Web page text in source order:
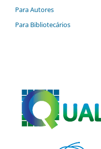
Para Autores
Para Bibliotecários